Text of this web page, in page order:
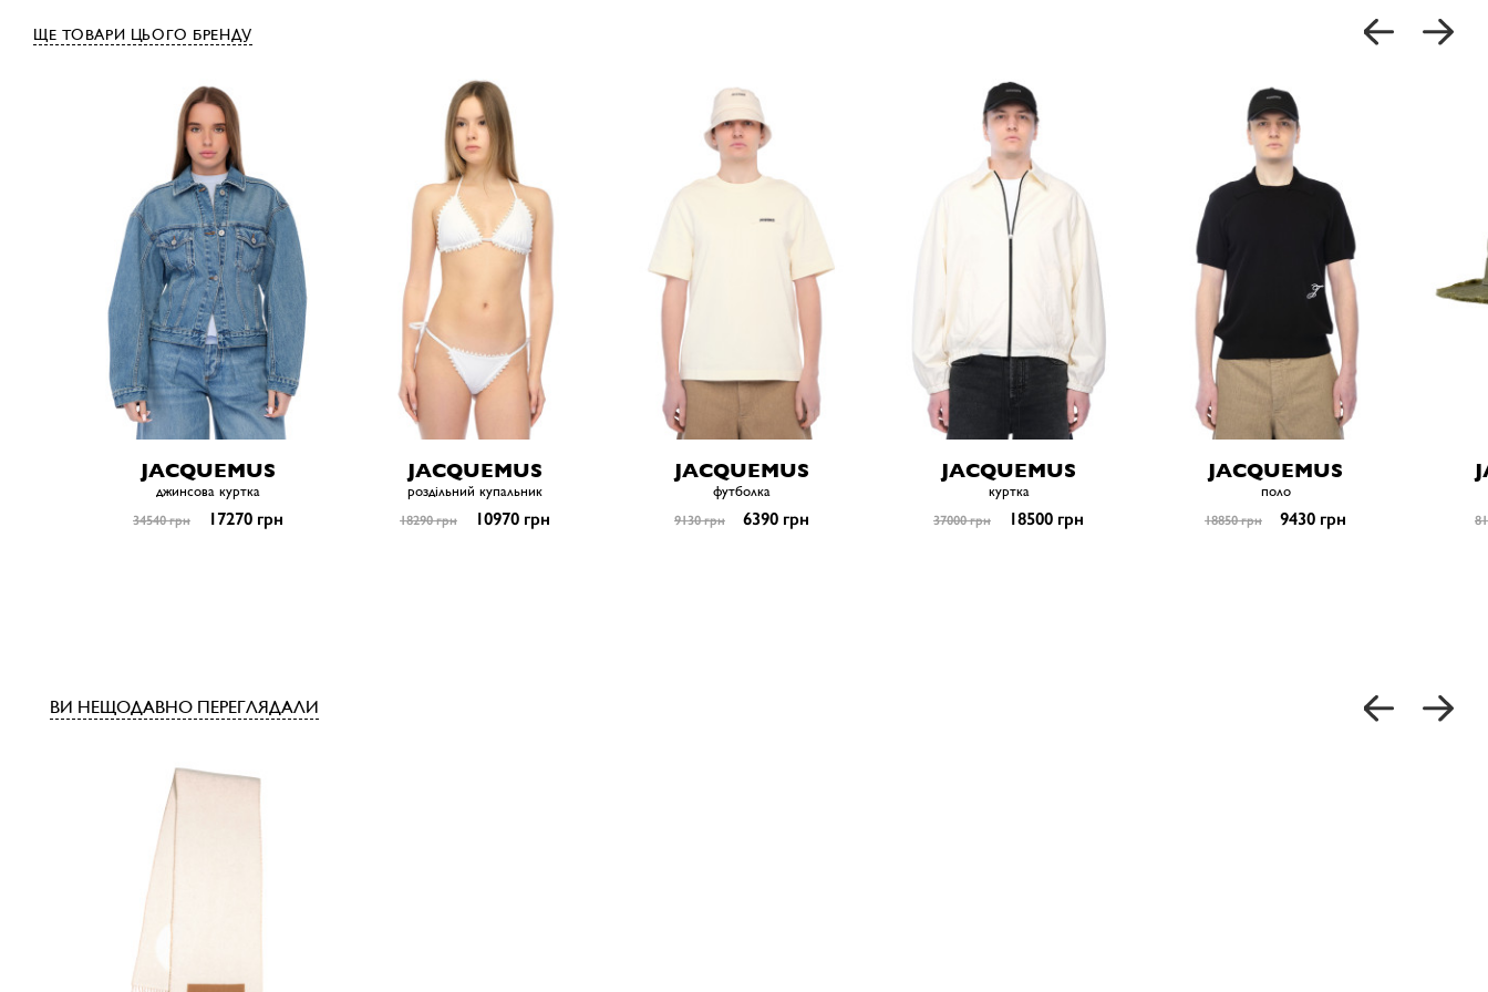
ЩЕ ТОВАРИ ЦЬОГО БРЕНДУ
JACQUEMUS
джинсова куртка
34540 грн 17270 грн
JACQUEMUS
роздільний купальник
18290 грн 10970 грн
JACQUEMUS
футболка
9130 грн 6390 грн
JACQUEMUS
куртка
37000 грн 18500 грн
JACQUEMUS
поло
18850 грн 9430 грн
ВИ НЕЩОДАВНО ПЕРЕГЛЯДАЛИ